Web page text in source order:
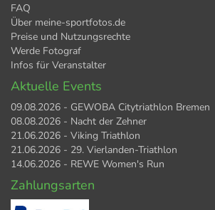
FAQ
Über meine-sportfotos.de
Preise und Nutzungsrechte
Werde Fotograf
Infos für Veranstalter
Aktuelle Events
09.08.2026 - GEWOBA Citytriathlon Bremen
08.08.2026 - Nacht der Zehner
21.06.2026 - Viking Triathlon
21.06.2026 - 29. Vierlanden-Triathlon
14.06.2026 - REWE Women's Run
Zahlungsarten